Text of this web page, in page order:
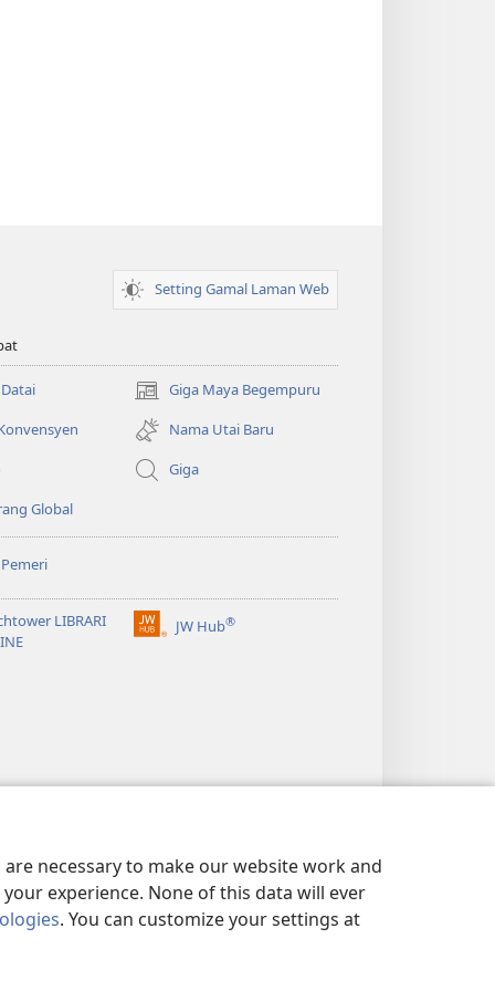
necessary to make our website work and
experience. None of this data will ever
. You can customize your settings at
Setting Gamal Laman Web
Giga Maya Begempuru
(opens
new
window)
Nama Utai Baru
Giga
Global
LIBRARI
JW Hub®
(opens